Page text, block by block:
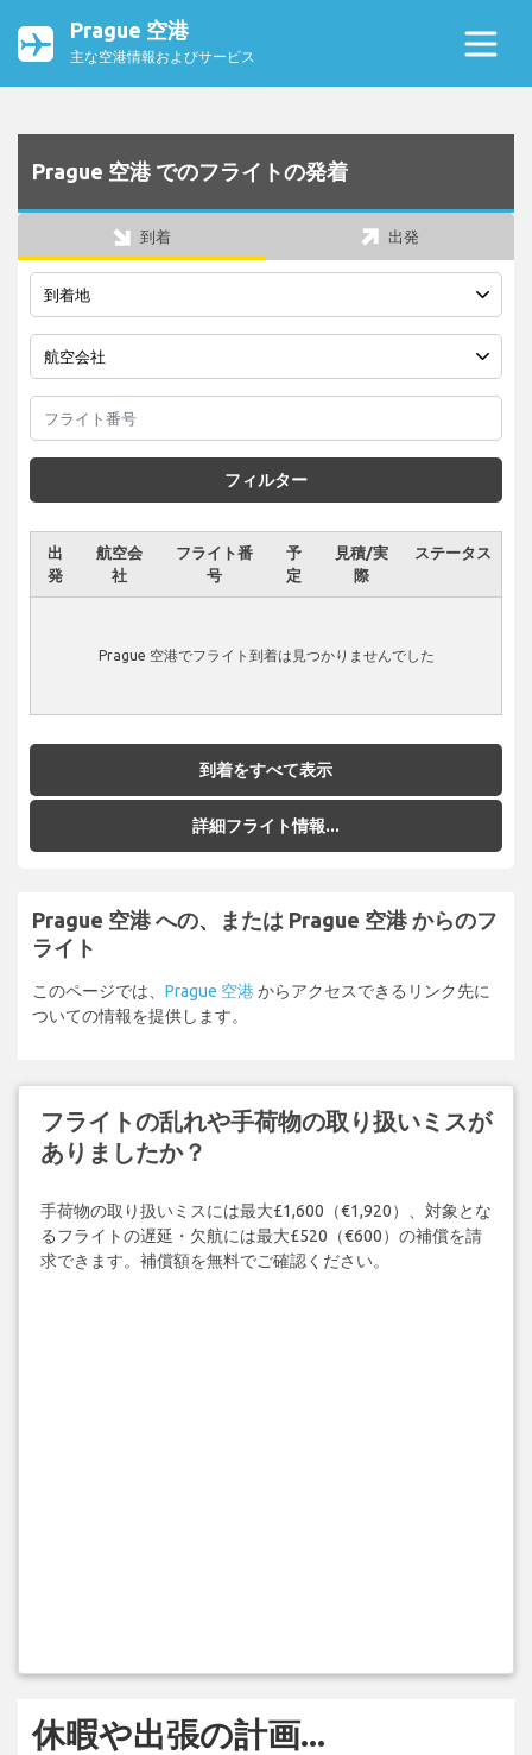
Prague 空港
主な空港情報およびサービス
Prague 空港 でのフライトの発着
到着 出発
フィルター
出
発
航空会
社
フライト番
号
予
定
見積/実
際
ステータス
Prague 空港でフライト到着は見つかりませんでした
到着をすべて表示
詳細フライト情報...
Prague 空港 への、または Prague 空港 からのフ
ライト
このページでは、 Prague 空港からアクセスできるリンク先に
ついての情報を提供します。
フライトの乱れや手荷物の取り扱いミスが
ありましたか？
手荷物の取り扱いミスには最大£1,600（€1,920）、対象とな
るフライトの遅延・欠航には最大£520（€600）の補償を請
求できます。補償額を無料でご確認ください。
休暇や出張の計画...